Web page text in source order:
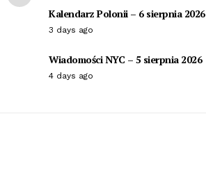
Kalendarz Polonii – 6 sierpnia 2026
3 days ago
Wiadomości NYC – 5 sierpnia 2026
4 days ago